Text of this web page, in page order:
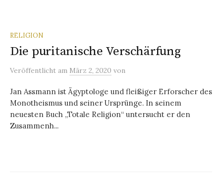
RELIGION
Die puritanische Verschärfung
Veröffentlicht am März 2, 2020 von
Jan Assmann ist Ägyptologe und fleißiger Erforscher des
Monotheismus und seiner Ursprünge. In seinem
neuesten Buch „Totale Religion“ untersucht er den
Zusammenh...